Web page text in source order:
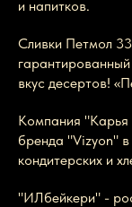
и напитков.
Сливки Петмол
вкус десертов!
Компания "Карья
бренда "Vizyon"
кондитерских и
"ИЛбейкери" -